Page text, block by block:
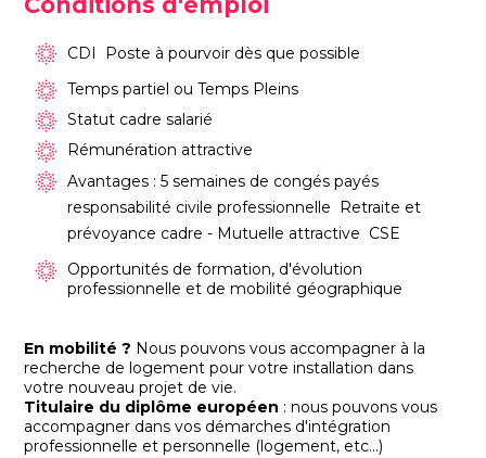
CDI  Poste à pourvoir dès que possible
Temps partiel ou Temps Pleins
Statut cadre salarié
Rémunération attractive
Avantages : 5 semaines de congés payés 
responsabilité civile professionnelle  Retraite et
prévoyance cadre - Mutuelle attractive  CSE
Opportunités de formation, d'évolution
professionnelle et de mobilité géographique
En mobilité ? Nous pouvons vous accompagner à la
recherche de logement pour votre installation dans
votre nouveau projet de vie.
Titulaire du diplôme européen : nous pouvons vous
accompagner dans vos démarches d'intégration
professionnelle et personnelle (logement, etc...)